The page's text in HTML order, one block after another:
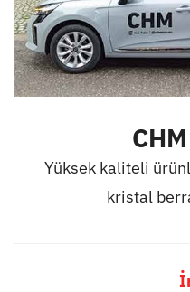
Yüksek kaliteli
kristal